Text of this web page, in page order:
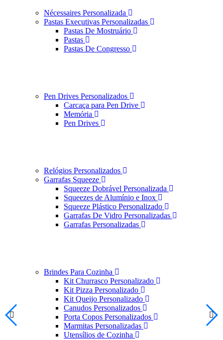
Nécessaires Personalizada
Pastas Executivas Personalizadas
Pastas De Mostruário
Pastas
Pastas De Congresso
Pen Drives Personalizados
Carcaça para Pen Drive
Memória
Pen Drives
Relógios Personalizados
Garrafas Squeeze
Squeeze Dobrável Personalizada
Squeezes de Alumínio e Inox
Squeeze Plástico Personalizado
Garrafas De Vidro Personalizadas
Garrafas Personalizadas
Brindes Para Cozinha
Kit Churrasco Personalizado
Kit Pizza Personalizado
Kit Queijo Personalizado
Canudos Personalizados
Porta Copos Personalizados
Marmitas Personalizadas
Utensílios de Cozinha